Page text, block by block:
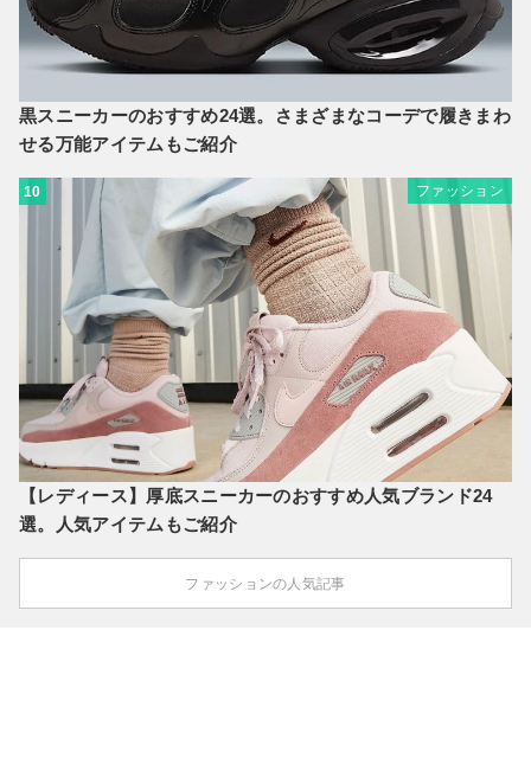
黒スニーカーのおすすめ24選。さまざまなコーデで履きまわ
せる万能アイテムもご紹介
10 ファッション
【レディース】厚底スニーカーのおすすめ人気ブランド24
選。人気アイテムもご紹介
ファッションの人気記事